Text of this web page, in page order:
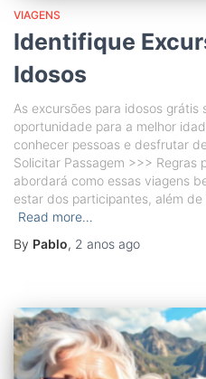
VIAGENS
Identifique
Idosos
As excursões para idosos grátis
oportunidade para a melhor
conhecer pessoas e desfrutar
Solicitar Passagem >>> Regras
abordará como essas viagens
estar dos participantes, além
Read more…
By Pablo, 2 anos ago